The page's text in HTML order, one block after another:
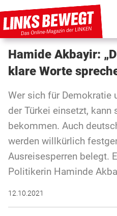
PARTEI IN BEWEGUNG
KUNSTSTOFF
DISKUSSIONSSTOFF
Hamide Akbayir:
klare Worte
Wer sich für Demokratie
der Türkei einsetzt, kann
bekommen. Auch
werden willkürlich
Ausreisesperren belegt.
Politikerin Haminde
12.10.2021